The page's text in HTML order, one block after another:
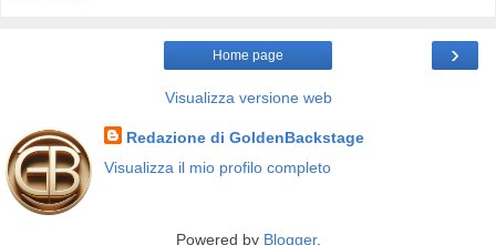
›
Home page
Visualizza versione web
Redazione di GoldenBackstage
Visualizza il mio profilo completo
Powered by Blogger.